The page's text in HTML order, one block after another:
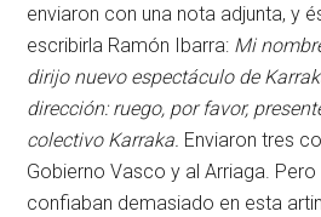
enviaron con una nota adjunta, y
escribirla Ramón Ibarra: Mi
dirijo nuevo espectáculo de
dirección: ruego, por favor,
colectivo Karraka. Enviaron tres
Gobierno Vasco y al Arriaga.
confiaban demasiado en esta